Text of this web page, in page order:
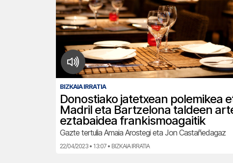
BIZKAIA IRRATIA
Donostiako jatetxean polemikea
Madril eta Bartzelona taldeen
eztabaidea frankismoagaitik
Gazte tertulia Amaia Arostegi eta Jon Castañedagaz
22/04/2023 • 13:07 • BIZKAIA IRRATIA